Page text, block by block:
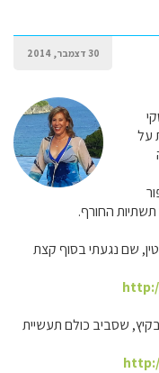
30 דצמבר, 2014
על
החורף.
שם נגעתי בסוף קצת
שסביב כולם תעשיית